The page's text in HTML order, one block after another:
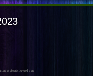
deaktiviert für